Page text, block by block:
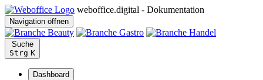
weboffice.digital - Dokumentation
Navigation öffnen
Suche
Strg K
Dashboard